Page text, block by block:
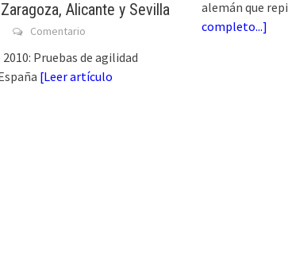
Alicante y Sevilla
Comentario
Pruebas de agilidad
[Leer artículo
alemán que
completo...]